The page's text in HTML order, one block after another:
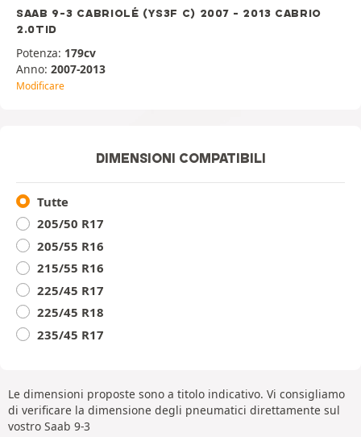
SAAB 9-3 CABRIOLÉ (YS3F C) 2007 - 2013 CABRIO
2.0TID
Potenza: 179cv
Anno: 2007-2013
Modificare
DIMENSIONI COMPATIBILI
Tutte
205/50 R17
205/55 R16
215/55 R16
225/45 R17
225/45 R18
235/45 R17
Le dimensioni proposte sono a titolo indicativo. Vi consigliamo
di verificare la dimensione degli pneumatici direttamente sul
vostro Saab 9-3